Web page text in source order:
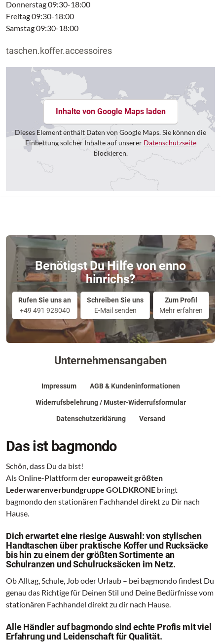
Donnerstag 09:30-18:00
Freitag 09:30-18:00
Samstag 09:30-18:00
taschen.koffer.accessoires
Inhalte von Google Maps laden
Dieses Element enthält Daten von Google Maps. Sie können die
Einbettung solcher Inhalte auf unserer Datenschutzseite
blockieren.
Benötigst Du Hilfe von enno
hinrichs?
Rufen Sie uns an
+49 491 928040
Schreiben Sie uns
E-Mail senden
Zum Profil
Mehr erfahren
Unternehmensangaben
Impressum AGB & Kundeninformationen
Widerrufsbelehrung / Muster-Widerrufsformular
Datenschutzerklärung Versand
Das ist bagmondo
Schön, dass Du da bist!
Als Online-Plattform dereuropaweit größten
Lederwarenverbundgruppe GOLDKRONE bringt
bagmondo den stationären Fachhandel direkt zu Dir nach
Hause.
Dich erwartet eine riesige Auswahl: von stylischen
Handtaschen über praktische Koffer und Rucksäcke
bis hin zu einem der größten Sortimente an
Schulranzen und Schulrucksäcken im Netz.
Ob Alltag, Schule, Job oder Urlaub – bei bagmondo findest Du
genau das Richtige für Deinen Stil und Deine Bedürfnisse vom
stationären Fachhandel direkt zu dir nach Hause.
Alle Händler auf bagmondo sind echte Profis mit viel
Erfahrung und Leidenschaft für Qualität.